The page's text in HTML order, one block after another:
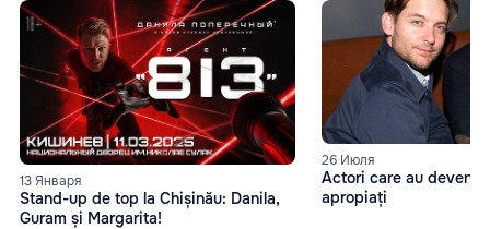
13 Января
Stand-up de top la Chișinău: Danila,
Guram și Margarita!
26 Июля
Actori care au devenit
apropiați